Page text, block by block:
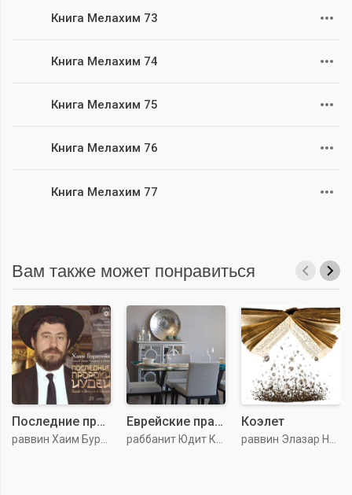
Книга Мелахим 73
Книга Мелахим 74
Книга Мелахим 75
Книга Мелахим 76
Книга Мелахим 77
Вам также может понравиться
Последние пророки Иудеи Еврейские праздники Коэлет